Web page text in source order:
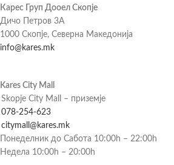
Карес Груп Дооел Скопје
Дичо Петров 3А
1000 Скопје, Северна Македонија
info@kares.mk
Kares City Mall
Skopje City Mall – приземје
078-254-623
citymall@kares.mk
Понеделник до Сабота 10:00h – 22:00h
Недела 10:00h – 20:00h